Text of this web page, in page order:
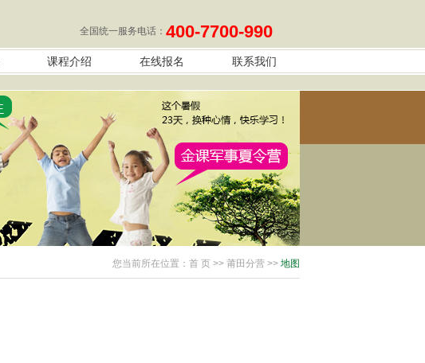
全国统一服务电话： 400-7700-990
课程介绍 在线报名 联系我们
您当前所在位置： 首 页 >> 莆田分营 >> 地图